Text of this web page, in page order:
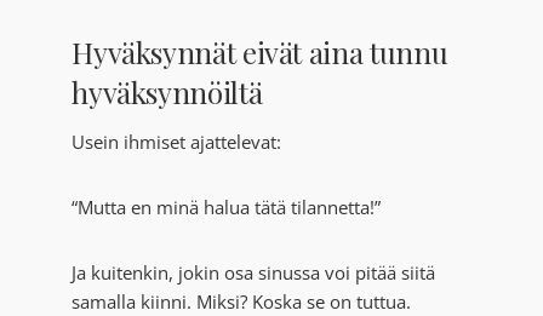
Hyväksynnät eivät aina tunnu
hyväksynnöiltä
Usein ihmiset ajattelevat:
“Mutta en minä halua tätä tilannetta!”
Ja kuitenkin, jokin osa sinussa voi pitää siitä
samalla kiinni. Miksi? Koska se on tuttua.